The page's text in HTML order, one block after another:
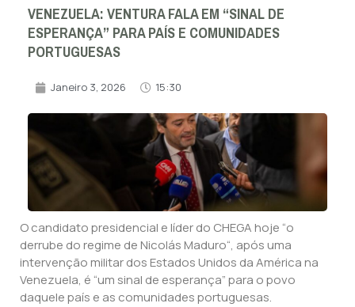
VENEZUELA: VENTURA FALA EM “SINAL DE
ESPERANÇA” PARA PAÍS E COMUNIDADES
PORTUGUESAS
Janeiro 3, 2026 15:30
O candidato presidencial e líder do CHEGA hoje “o
derrube do regime de Nicolás Maduro“, após uma
intervenção militar dos Estados Unidos da América na
Venezuela, é “um sinal de esperança” para o povo
daquele país e as comunidades portuguesas.